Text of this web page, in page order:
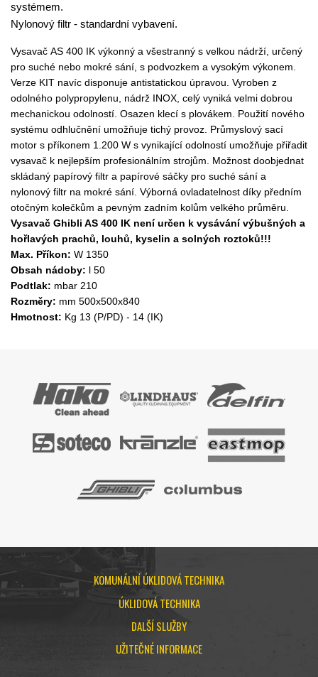
systémem.
Nylonový filtr - standardní vybavení.
Vysavač AS 400 IK výkonný a všestranný s velkou nádrží, určený
pro suché nebo mokré sání, s podvozkem a vysokým výkonem.
Verze KIT navíc disponuje antistatickou úpravou. Vyroben z
odolného polypropylenu, nádrž INOX, celý vyniká velmi dobrou
mechanickou odolností. Osazen klecí s plovákem. Použití nového
systému odhlučnění umožňuje tichý provoz. Průmyslový sací
motor s příkonem 1.200 W s vynikající odolností umožňuje přiřadit
vysavač k nejlepším profesionálním strojům. Možnost doobjednat
skládaný papírový filtr a papírové sáčky pro suché sání a
nylonový filtr na mokré sání. Výborná ovladatelnost díky předním
otočným kolečkům a pevným zadním kolům velkého průměru.
Vysavač Ghibli AS 400 IK není určen k vysávání výbušných a
hořlavých prachů, louhů, kyselin a solných roztoků!!!
Max. Příkon: W 1350
Obsah nádoby: l 50
Podtlak: mbar 210
Rozměry: mm 500x500x840
Hmotnost: Kg 13 (P/PD) - 14 (IK)
KOMUNÁLNÍ ÚKLIDOVÁ TECHNIKA
ÚKLIDOVÁ TECHNIKA
DALŠÍ SLUŽBY
UŽITEČNÉ INFORMACE